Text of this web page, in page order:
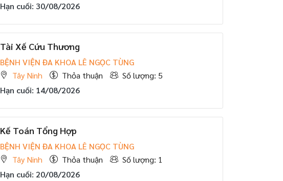
Hạn cuối: 30/08/2026
Tài Xế Cứu Thương
BỆNH VIỆN ĐA KHOA LÊ NGỌC TÙNG
Tây Ninh
Thỏa thuận
Số lượng: 5
Hạn cuối: 14/08/2026
Kế Toán Tổng Hợp
BỆNH VIỆN ĐA KHOA LÊ NGỌC TÙNG
Tây Ninh
Thỏa thuận
Số lượng: 1
Hạn cuối: 20/08/2026